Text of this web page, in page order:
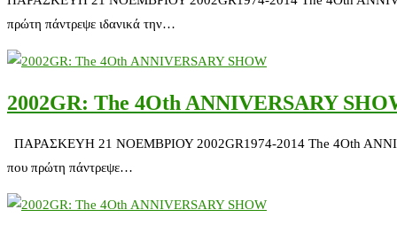
πρώτη πάντρεψε ιδανικά την…
2002GR: The 4Oth ANNIVERSARY
ΠΑΡΑΣΚΕΥΗ 21 ΝΟΕΜΒΡΙΟΥ 2002GR1974-2014 The 4Oth
που πρώτη πάντρεψε…